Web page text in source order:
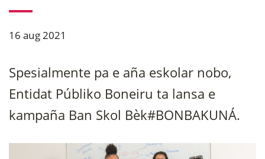
16 aug 2021
Spesialmente pa e aña eskolar nobo,
Entidat Públiko Boneiru ta lansa e
kampaña Ban Skol Bèk#BONBAKUNÁ.